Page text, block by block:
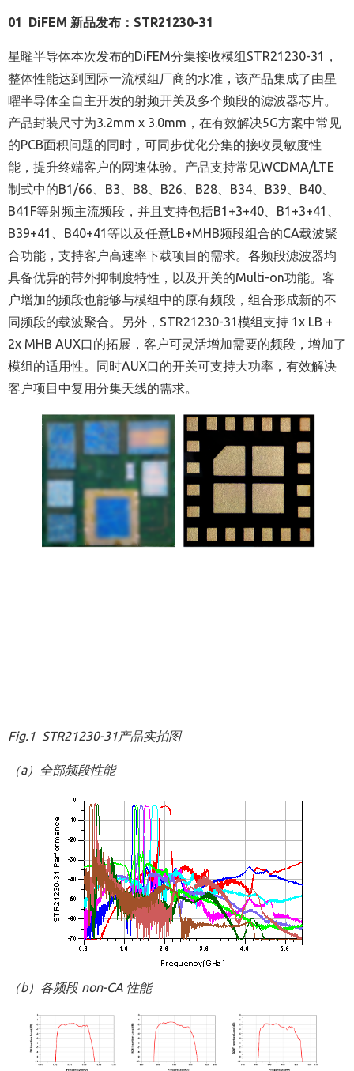
01 DiFEM 新品发布 ：STR21230-31
星曜半导体本次发布的DiFEM分集接收模组STR21230-31，
整体性能达到国际一流模组厂商的水准，该产品集成了由星
曜半导体全自主开发的射频开关及多个频段的滤波器芯片。
产品封装尺寸为3.2mm x 3.0mm，在有效解决5G方案中常见
的PCB面积问题的同时，可同步优化分集的接收灵敏度性
能，提升终端客户的网速体验。产品支持常见WCDMA/LTE
制式中的B1/66、B3、B8、B26、B28、B34、B39、B40、
B41F等射频主流频段，并且支持包括B1+3+40、B1+3+41、
B39+41、B40+41等以及任意LB+MHB频段组合的CA载波聚
合功能，支持客户高速率下载项目的需求。各频段滤波器均
具备优异的带外抑制度特性，以及开关的Multi-on功能。客
户增加的频段也能够与模组中的原有频段，组合形成新的不
同频段的载波聚合。另外，STR21230-31模组支持 1x LB +
2x MHB AUX口的拓展，客户可灵活增加需要的频段，增加了
模组的适用性。同时AUX口的开关可支持大功率，有效解决
客户项目中复用分集天线的需求。
Fig.1 STR21230-31产品实拍图
（a）全部频段性能
（b）各频段 non-CA 性能